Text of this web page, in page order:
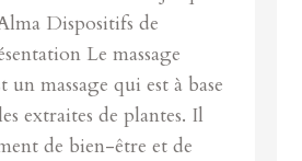
Dispositifs de
Le massage
un massage qui est à base
extraites de plantes. Il
de bien-être et de